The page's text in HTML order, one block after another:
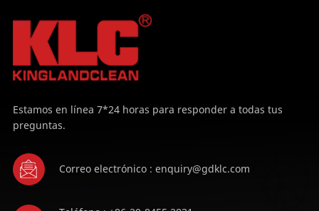
Estamos en línea 7*24 horas para responder a todas tus
preguntas.
Correo electrónico : enquiry@gdklc.com